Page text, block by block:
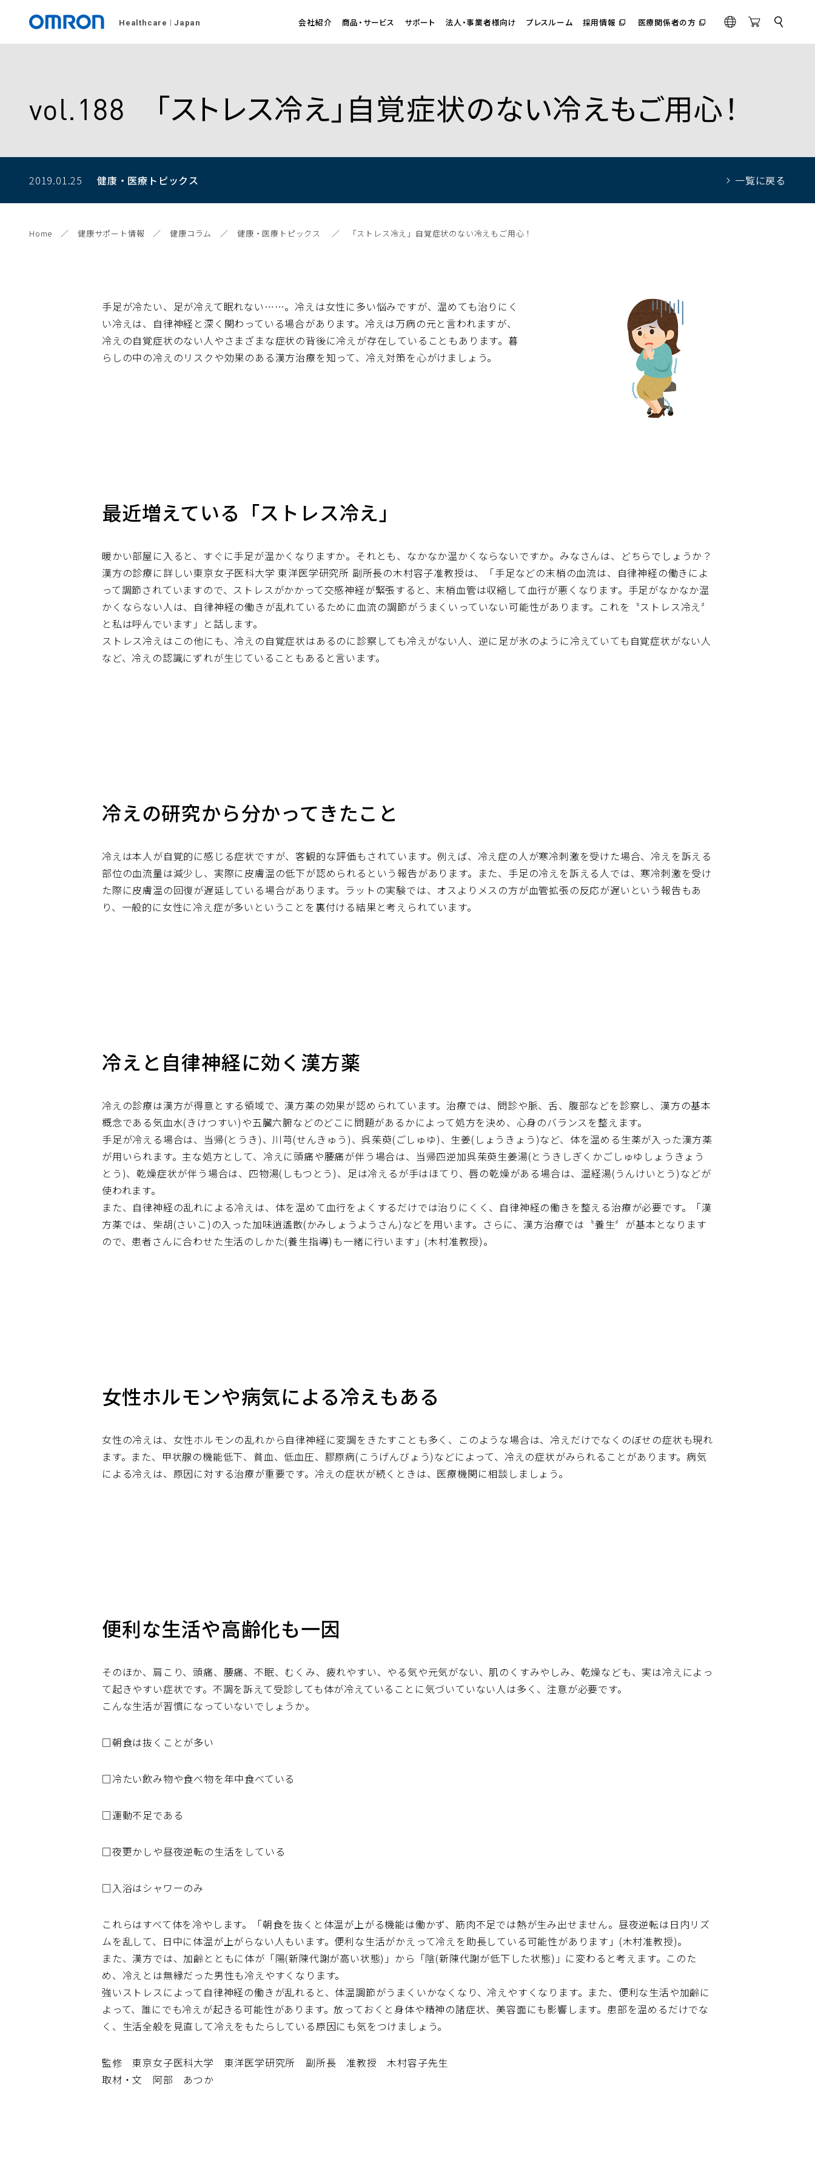
Healthcare Japan 会社紹介 商品・サービス サポート 法人・事業者様向け プレスルーム 採用情報
（別
ィ
開
く）
医療関係者の方
（別
ィ
開
く）
G
l
O
n
サ
ト
vol.188 「ストレス冷え」自覚症状のない冷えもご用心！
2019.01.25 健康・医療トピックス 一覧に戻る
Home 健康サポート情報 健康コラム 健康・医療トピックス 「ストレス冷え」自覚症状のない冷えもご用心！
手足が冷たい、足が冷えて眠れない……。冷えは女性に多い悩みですが、温めても治りにく
い冷えは、自律神経と深く関わっている場合があります。冷えは万病の元と言われますが、
冷えの自覚症状のない人やさまざまな症状の背後に冷えが存在していることもあります。暮
らしの中の冷えのリスクや効果のある漢方治療を知って、冷え対策を心がけましょう。
最近増えている「ストレス冷え」
暖かい部屋に入ると、すぐに手足が温かくなりますか。それとも、なかなか温かくならないですか。みなさんは、どちらでしょうか？
漢方の診療に詳しい東京女子医科大学 東洋医学研究所 副所長の木村容子准教授は、「手足などの末梢の血流は、自律神経の働きによ
って調節されていますので、ストレスがかかって交感神経が緊張すると、末梢血管は収縮して血行が悪くなります。手足がなかなか温
かくならない人は、自律神経の働きが乱れているために血流の調節がうまくいっていない可能性があります。これを〝ストレス冷え〞
と私は呼んでいます」と話します。
ストレス冷えはこの他にも、冷えの自覚症状はあるのに診察しても冷えがない人、逆に足が氷のように冷えていても自覚症状がない人
など、冷えの認識にずれが生じていることもあると言います。
冷えの研究から分かってきたこと
冷えは本人が自覚的に感じる症状ですが、客観的な評価もされています。例えば、冷え症の人が寒冷刺激を受けた場合、冷えを訴える
部位の血流量は減少し、実際に皮膚温の低下が認められるという報告があります。また、手足の冷えを訴える人では、寒冷刺激を受け
た際に皮膚温の回復が遅延している場合があります。ラットの実験では、オスよりメスの方が血管拡張の反応が遅いという報告もあ
り、一般的に女性に冷え症が多いということを裏付ける結果と考えられています。
冷えと自律神経に効く漢方薬
冷えの診療は漢方が得意とする領域で、漢方薬の効果が認められています。治療では、問診や脈、舌、腹部などを診察し、漢方の基本
概念である気血水(きけつすい)や五臓六腑などのどこに問題があるかによって処方を決め、心身のバランスを整えます。
手足が冷える場合は、当帰(とうき)、川芎(せんきゅう)、呉茱萸(ごしゅゆ)、生姜(しょうきょう)など、体を温める生薬が入った漢方薬
が用いられます。主な処方として、冷えに頭痛や腰痛が伴う場合は、当帰四逆加呉茱萸生姜湯(とうきしぎくかごしゅゆしょうきょう
とう)、乾燥症状が伴う場合は、四物湯(しもつとう)、足は冷えるが手はほてり、唇の乾燥がある場合は、温経湯(うんけいとう)などが
使われます。
また、自律神経の乱れによる冷えは、体を温めて血行をよくするだけでは治りにくく、自律神経の働きを整える治療が必要です。「漢
方薬では、柴胡(さいこ)の入った加味逍遙散(かみしょうようさん)などを用います。さらに、漢方治療では〝養生〞が基本となります
ので、患者さんに合わせた生活のしかた(養生指導)も一緒に行います」(木村准教授)。
女性ホルモンや病気による冷えもある
女性の冷えは、女性ホルモンの乱れから自律神経に変調をきたすことも多く、このような場合は、冷えだけでなくのぼせの症状も現れ
ます。また、甲状腺の機能低下、貧血、低血圧、膠原病(こうげんびょう)などによって、冷えの症状がみられることがあります。病気
による冷えは、原因に対する治療が重要です。冷えの症状が続くときは、医療機関に相談しましょう。
便利な生活や高齢化も一因
そのほか、肩こり、頭痛、腰痛、不眠、むくみ、疲れやすい、やる気や元気がない、肌のくすみやしみ、乾燥なども、実は冷えによっ
て起きやすい症状です。不調を訴えて受診しても体が冷えていることに気づいていない人は多く、注意が必要です。
こんな生活が習慣になっていないでしょうか。
□朝食は抜くことが多い
□冷たい飲み物や食べ物を年中食べている
□運動不足である
□夜更かしや昼夜逆転の生活をしている
□入浴はシャワーのみ
これらはすべて体を冷やします。「朝食を抜くと体温が上がる機能は働かず、筋肉不足では熱が生み出せません。昼夜逆転は日内リズ
ムを乱して、日中に体温が上がらない人もいます。便利な生活がかえって冷えを助長している可能性があります」(木村准教授)。
また、漢方では、加齢とともに体が「陽(新陳代謝が高い状態)」から「陰(新陳代謝が低下した状態)」に変わると考えます。このた
め、冷えとは無縁だった男性も冷えやすくなります。
強いストレスによって自律神経の働きが乱れると、体温調節がうまくいかなくなり、冷えやすくなります。また、便利な生活や加齢に
よって、誰にでも冷えが起きる可能性があります。放っておくと身体や精神の諸症状、美容面にも影響します。患部を温めるだけでな
く、生活全般を見直して冷えをもたらしている原因にも気をつけましょう。
監修 東京女子医科大学 東洋医学研究所 副所長 准教授 木村容子先生
取材・文 阿部 あつか